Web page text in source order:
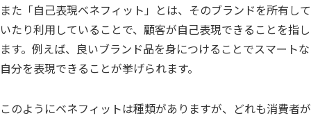
また「自己表現ベネフィット」とは、そのブランドを所有して
いたり利用していることで、顧客が自己表現できることを指し
ます。例えば、良いブランド品を身につけることでスマートな
自分を表現できることが挙げられます。
このようにベネフィットは種類がありますが、どれも消費者が